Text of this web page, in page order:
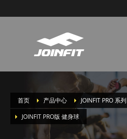
首页 产品中心 JOINFIT PRO 系列
JOINFIT PRO版 健身球